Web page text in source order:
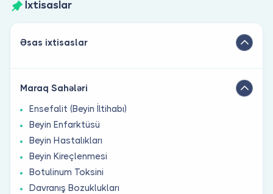
İxtisaslar
Əsas ixtisaslar
Maraq Sahələri
Ensefalit (Beyin İltihabı)
Beyin Enfarktüsü
Beyin Hastalıkları
Beyin Kireçlenmesi
Botulinum Toksini
Davranış Bozuklukları